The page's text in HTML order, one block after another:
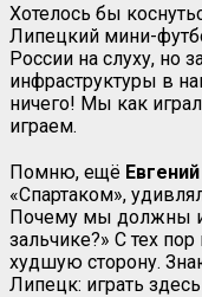
Хотелось бы
Липецкий мини-
России на слуху, но
инфраструктуры в
ничего! Мы как
играем.
Помню, ещё
«Спартаком»,
Почему мы должны
зальчике?» С тех
худшую сторону.
Липецк: играть